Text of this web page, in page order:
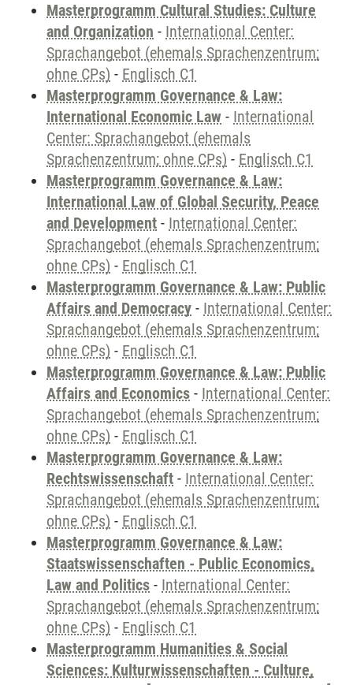
Masterprogramm Cultural Studies: Culture
and Organization - International Center:
Sprachangebot (ehemals Sprachenzentrum;
ohne CPs) - Englisch C1
Masterprogramm Governance & Law:
International Economic Law - International
Center: Sprachangebot (ehemals
Sprachenzentrum; ohne CPs) - Englisch C1
Masterprogramm Governance & Law:
International Law of Global Security, Peace
and Development - International Center:
Sprachangebot (ehemals Sprachenzentrum;
ohne CPs) - Englisch C1
Masterprogramm Governance & Law: Public
Affairs and Democracy - International Center:
Sprachangebot (ehemals Sprachenzentrum;
ohne CPs) - Englisch C1
Masterprogramm Governance & Law: Public
Affairs and Economics - International Center:
Sprachangebot (ehemals Sprachenzentrum;
ohne CPs) - Englisch C1
Masterprogramm Governance & Law:
Rechtswissenschaft - International Center:
Sprachangebot (ehemals Sprachenzentrum;
ohne CPs) - Englisch C1
Masterprogramm Governance & Law:
Staatswissenschaften - Public Economics,
Law and Politics - International Center:
Sprachangebot (ehemals Sprachenzentrum;
ohne CPs) - Englisch C1
Masterprogramm Humanities & Social
Sciences: Kulturwissenschaften - Culture,